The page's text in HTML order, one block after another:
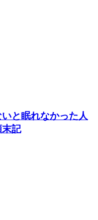
と眠れなかった人
末記